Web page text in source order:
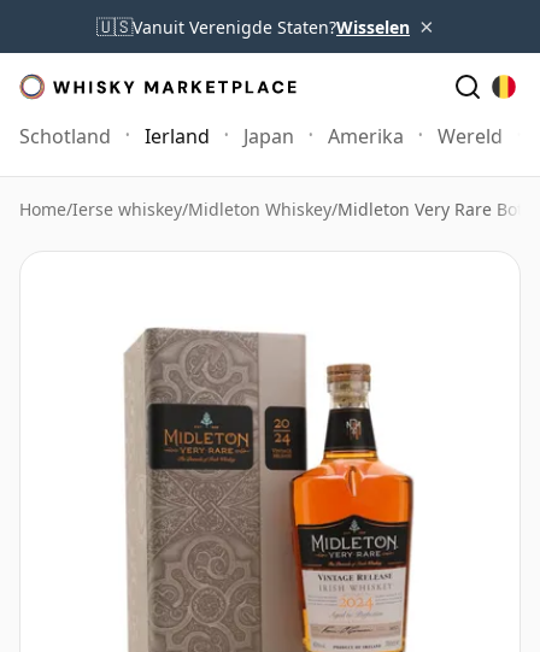
🇺🇸Vanuit Verenigde Staten?Wisselen ×
Schotland Ierland Japan Amerika Wereld
Home/Ierse whiskey/Midleton Whiskey/Midleton Very Rare